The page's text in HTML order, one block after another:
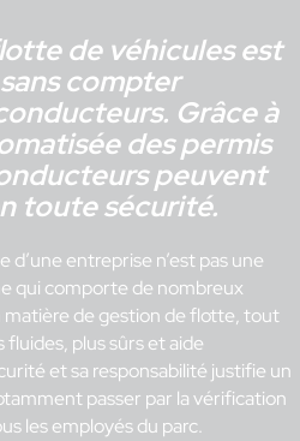
de véhicules est
compter
Grâce à
des permis
peuvent
toute sécurité.
d’une entreprise n’est pas une
qui comporte de nombreux
matière de gestion de flotte, tout
fluides, plus sûrs et aide
et sa responsabilité justifie un
passer par la vérification
les employés du parc.